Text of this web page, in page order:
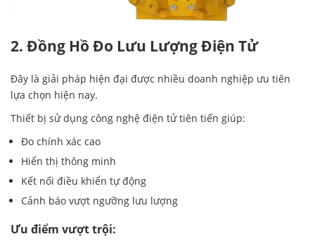
2. Đồng Hồ Đo Lưu Lượng Điện Tử
Đây là giải pháp hiện đại được nhiều doanh nghiệp ưu tiên
lựa chọn hiện nay.
Thiết bị sử dụng công nghệ điện tử tiên tiến giúp:
Đo chính xác cao
Hiển thị thông minh
Kết nối điều khiển tự động
Cảnh báo vượt ngưỡng lưu lượng
Ưu điểm vượt trội: